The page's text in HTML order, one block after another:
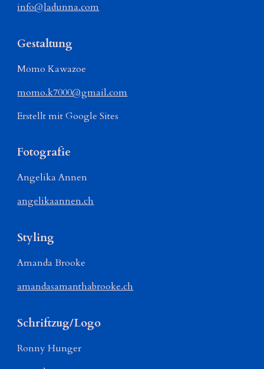
info@ladunna.com
Gestaltung
Momo Kawazoe
momo.k7000@gmail.com
Erstellt mit Google Sites
Fotografie
Angelika Annen
angelikaannen.ch
Styling
Amanda Brooke
amandasamanthabrooke.ch
Schriftzug/Logo
Ronny Hunger